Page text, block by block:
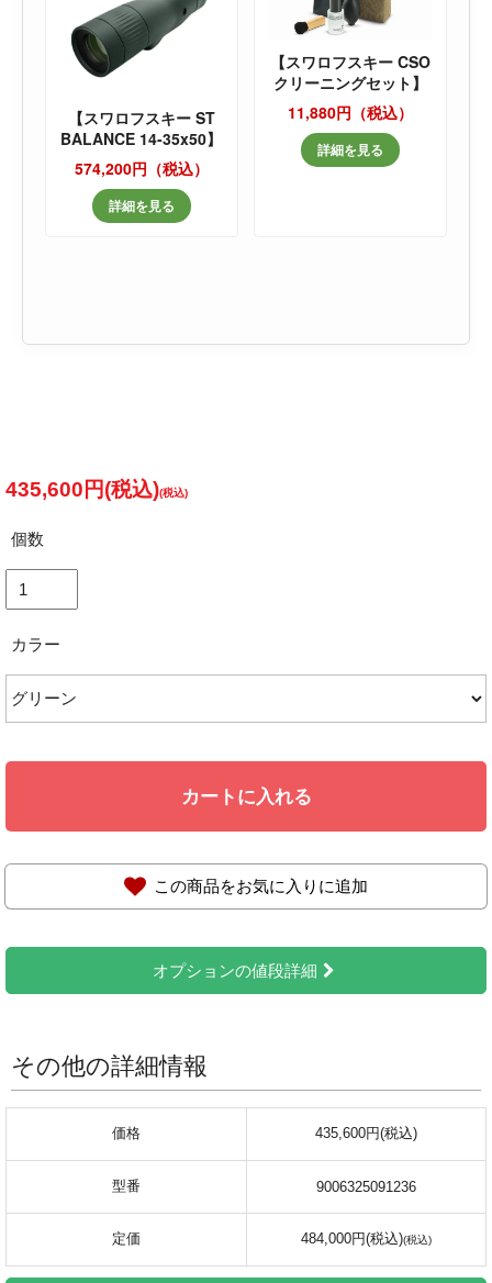
【スワロフスキー ST
BALANCE 14-35x50】
574,200円（税込）
詳細を見る
【スワロフスキー CSO
クリーニングセット】
11,880円（税込）
詳細を見る
435,600円(税込)
個数
カラー
カートに入れる
この商品をお気に入りに追加
オプションの値段詳細
その他の詳細情報
価格 435,600円(税込)
型番 9006325091236
定価 484,000円(税込)